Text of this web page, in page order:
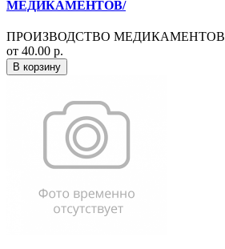
МЕДИКАМЕНТОВ/
ПРОИЗВОДСТВО МЕДИКАМЕНТОВ
от 40.00 р.
В корзину